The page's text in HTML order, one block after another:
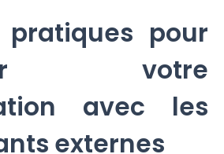
pratiques pour
votre
avec les
externes